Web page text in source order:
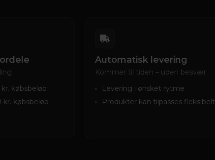
kr. købsbeløb
kr. købsbeløb
Automatisk levering
Kommer til tiden – uden besvær
Levering i ønsket rytme
Produkter kan tilpasses fleksibelt